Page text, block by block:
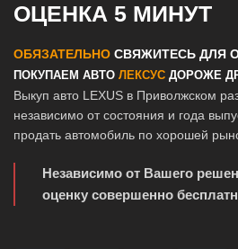
ОЦЕНКА 5 МИНУТ
ОБЯЗАТЕЛЬНО СВЯЖИТЕСЬ ДЛЯ
ПОКУПАЕМ АВТО ЛЕКСУС ДОРОЖЕ
Выкуп авто LEXUS в Приволжском
независимо от состояния и года
продать автомобиль по хорошей
Независимо от Вашего
оценку совершенно